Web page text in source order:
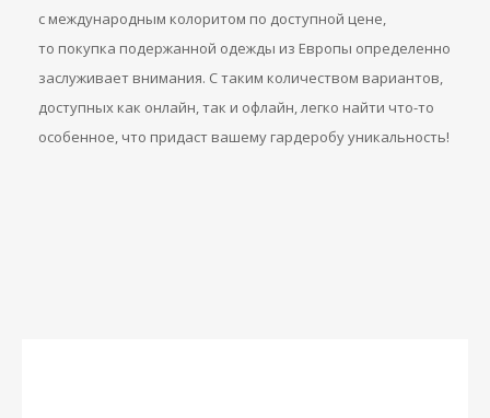
с международным колоритом по доступной цене,
то покупка подержанной одежды из Европы определенно
заслуживает внимания. С таким количеством вариантов,
доступных как онлайн, так и офлайн, легко найти что-то
особенное, что придаст вашему гардеробу уникальность!